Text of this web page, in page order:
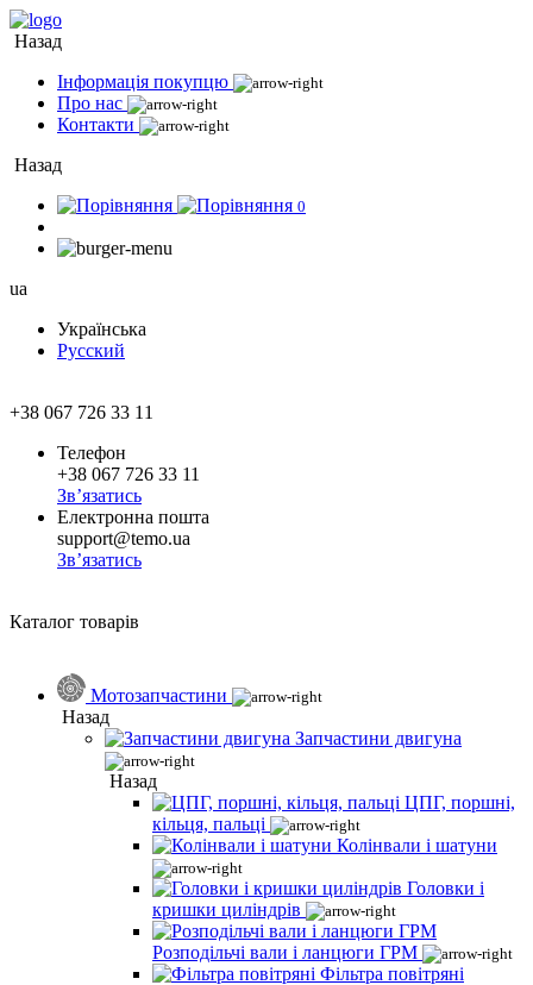
Назад
Інформація покупцю
Про нас
Контакти
Назад
0
ua
Українська
Русский
+38 067 726 33 11
Телефон
+38 067 726 33 11
Зв’язатись
Електронна пошта
support@temo.ua
Зв’язатись
Каталог товарів
Мотозапчастини
Назад
Запчастини двигуна
Назад
ЦПГ, поршні,
кільця, пальці
Колінвали і шатуни
Головки і
кришки циліндрів
Розподільчі вали і ланцюги ГРМ
Фільтра повітряні